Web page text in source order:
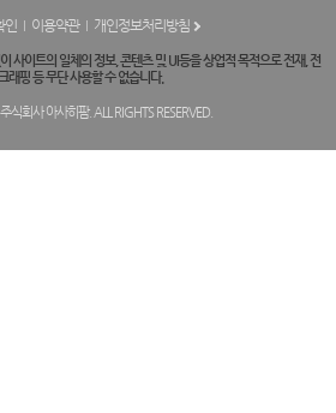
인 이용약관 개인정보처리방침
사이트의 일체의 정보, 콘텐츠 및 UI등을 상업적 목적으로 전재, 전
래핑 등 무단 사용할 수 없습니다.
식회사 아사히팜. ALL RIGHTS RESERVED.